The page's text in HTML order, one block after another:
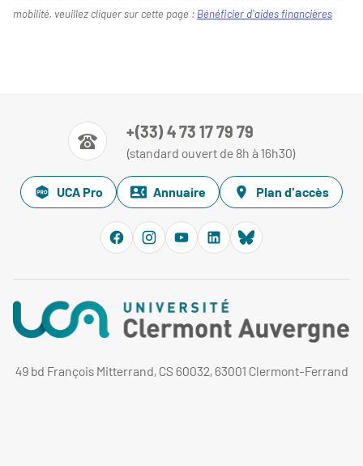
mobilité, veuillez cliquer sur cette page : Bénéficier d'aides financières
+(33) 4 73 17 79 79
(standard ouvert de 8h à 16h30)
UCA Pro Annuaire Plan d'accès
49 bd François Mitterrand, CS 60032, 63001 Clermont-Ferrand